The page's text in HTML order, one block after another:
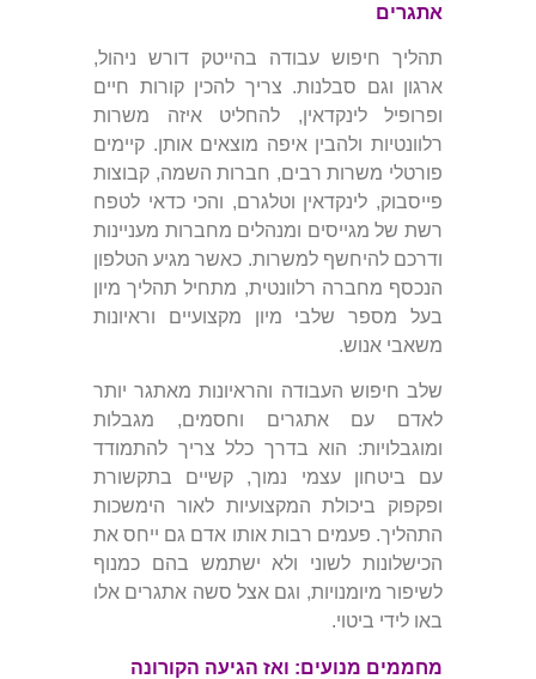
אתגרים
תהליך חיפוש עבודה בהייטק דורש ניהול,
ארגון וגם סבלנות. צריך להכין קורות חיים
ופרופיל לינקדאין, להחליט איזה משרות
רלוונטיות ולהבין איפה מוצאים אותן. קיימים
פורטלי משרות רבים, חברות השמה, קבוצות
פייסבוק, לינקדאין וטלגרם, והכי כדאי לטפח
רשת של מגייסים ומנהלים מחברות מעניינות
ודרכם להיחשף למשרות. כאשר מגיע הטלפון
הנכסף מחברה רלוונטית, מתחיל תהליך מיון
בעל מספר שלבי מיון מקצועיים וראיונות
משאבי אנוש.
שלב חיפוש העבודה והראיונות מאתגר יותר
לאדם עם אתגרים וחסמים, מגבלות
ומוגבלויות: הוא בדרך כלל צריך להתמודד
עם ביטחון עצמי נמוך, קשיים בתקשורת
ופקפוק ביכולת המקצועיות לאור הימשכות
התהליך. פעמים רבות אותו אדם גם ייחס את
הכישלונות לשוני ולא ישתמש בהם כמנוף
לשיפור מיומנויות, וגם אצל סשה אתגרים אלו
באו לידי ביטוי.
מחממים מנועים: ואז הגיעה הקורונה